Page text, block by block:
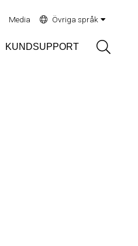
Media Övriga språk
KUNDSUPPORT